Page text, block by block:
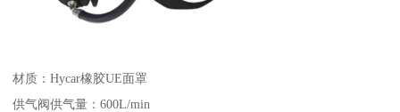
材质：Hycar橡胶UE面罩
供气阀供气量：600L/min